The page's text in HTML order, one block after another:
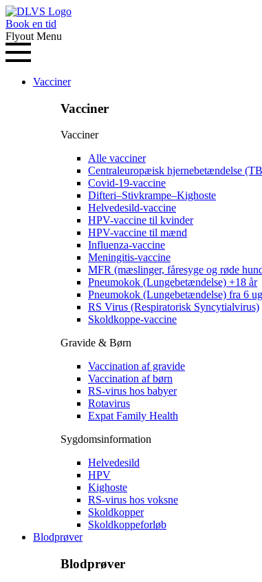
Book en tid
Flyout Menu
Vacciner
Vacciner
Vacciner
Alle vacciner
Centraleuropæisk hjernebetændelse
Covid-19-vaccine
Difteri–Stivkrampe–Kighoste
Helvedesild-vaccine
HPV-vaccine til kvinder
HPV-vaccine til mænd
Influenza-vaccine
Meningitis-vaccine
MFR (mæslinger, fåresyge og røde
Pneumokok (Lungebetændelse) +18 år
Pneumokok (Lungebetændelse) fra 6
RS Virus (Respiratorisk Syncytialvirus)
Skoldkoppe-vaccine
Gravide & Børn
Vaccination af gravide
Vaccination af børn
RS-virus hos babyer
Rotavirus
Expat Family Health
Sygdomsinformation
Helvedesild
HPV
Kighoste
RS-virus hos voksne
Skoldkopper
Skoldkoppeforløb
Blodprøver
Blodprøver